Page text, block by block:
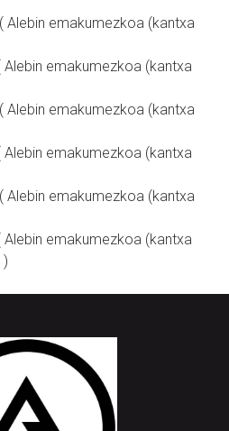
( Alebin emakumezkoa (kantxa
Alebin emakumezkoa (kantxa
( Alebin emakumezkoa (kantxa
Alebin emakumezkoa (kantxa
( Alebin emakumezkoa (kantxa
Alebin emakumezkoa (kantxa